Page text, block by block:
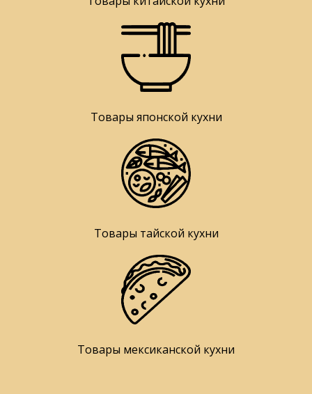
Товары японской кухни
Товары тайской кухни
Товары мексиканской кухни